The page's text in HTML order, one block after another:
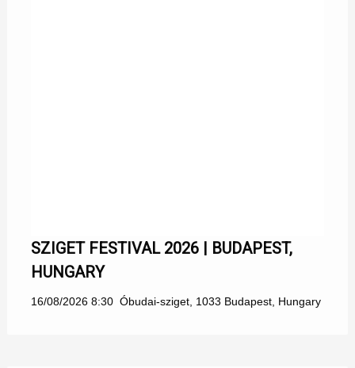
SZIGET FESTIVAL 2026 | BUDAPEST,
HUNGARY
16/08/2026 8:30 Óbudai-sziget, 1033 Budapest, Hungary